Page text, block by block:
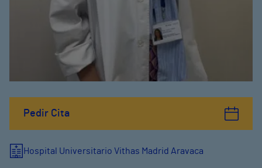
Pedir Cita
Hospital Universitario Vithas Madrid Aravaca